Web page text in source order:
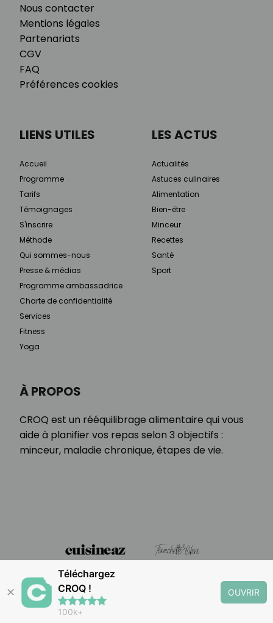
Nous contacter
Mentions légales
Partenariats
CGV
FAQ
Préférences cookies
À PROPOS
CROQ est un rééquilibrage alimentaire qui vous
aide à planifier vos repas selon 3 objectifs :
minceur, maladie chronique, étapes de vie.
LIENS UTILES
Accueil
Programme
Tarifs
Témoignages
S'inscrire
Méthode
Qui sommes-nous
Presse & médias
Programme ambassadrice
Charte de confidentialité
Services
Fitness
Yoga
LES ACTUS
Actualités
Astuces culinaires
Alimentation
Bien-être
Minceur
Recettes
Santé
Sport
✕
Téléchargez
CROQ !
100k+
OUVRIR